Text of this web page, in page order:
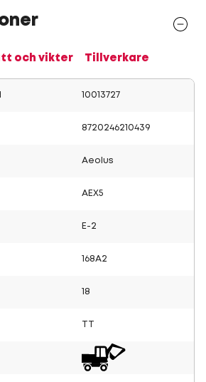
och vikter Tillverkare
10013727
8720246210439
Aeolus
AEX5
E-2
168A2
18